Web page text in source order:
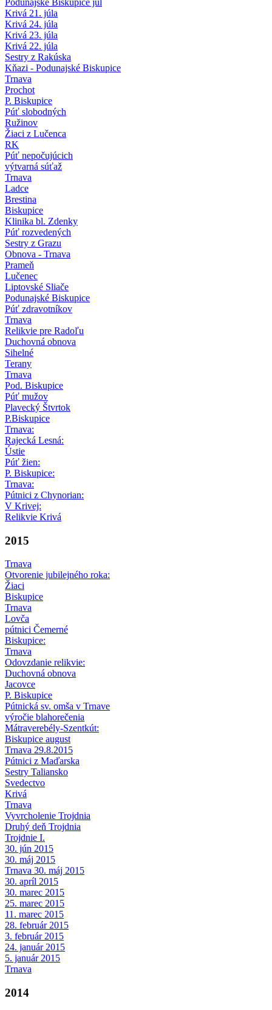
Podunajské Biskupice júl
Krivá 21. júla
Krivá 24. júla
Krivá 23. júla
Krivá 22. júla
Sestry z Rakúska
Kňazi - Podunajské Biskupice
Trnava
Prochot
P. Biskupice
Púť slobodných
Ružinov
Žiaci z Lučenca
RK
Púť nepočujúcich
výtvarná súťaž
Trnava
Ladce
Brestina
Biskupice
Klinika bl. Zdenky
Púť rozvedených
Sestry z Grazu
Obnova - Trnava
Prameň
Lučenec
Liptovské Sliače
Podunajské Biskupice
Púť zdravotníkov
Trnava
Relikvie pre Radoľu
Duchovná obnova
Sihelné
Terany
Trnava
Pod. Biskupice
Púť mužov
Plavecký Štvrtok
P.Biskupice
Trnava:
Rajecká Lesná:
Ústie
Púť žien:
P. Biskupice:
Trnava:
Pútnici z Chynorian:
V Krivej:
Relikvie Krivá
2015
Trnava
Otvorenie jubilejného roka:
Žiaci
Biskupice
Trnava
Lovča
pútnici Čemerné
Biskupice:
Trnava
Odovzdanie relikvie:
Duchovná obnova
Jacovce
P. Biskupice
Pútnická sv. omša v Trnave
výročie blahorečenia
Mátraverebély-Szentkút:
Biskupice august
Trnava 29.8.2015
Pútnici z Maďarska
Sestry Taliansko
Svedectvo
Krivá
Trnava
Vyvrcholenie Trojdnia
Druhý deň Trojdnia
Trojdnie I.
30. jún 2015
30. máj 2015
Trnava 30. máj 2015
30. apríl 2015
30. marec 2015
25. marec 2015
11. marec 2015
28. február 2015
3. február 2015
24. január 2015
5. január 2015
Trnava
2014